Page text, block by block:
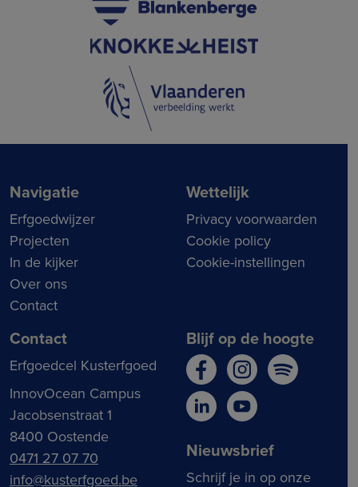
Navigatie
Erfgoedwijzer
Projecten
In de kijker
Over ons
Contact
Wettelijk
Privacy voorwaarden
Cookie policy
Cookie-instellingen
Contact
Erfgoedcel Kusterfgoed
InnovOcean Campus
Jacobsenstraat 1
8400 Oostende
0471 27 07 70
info@kusterfgoed.be
Blijf op de hoogte
Nieuwsbrief
Schrijf je in op onze